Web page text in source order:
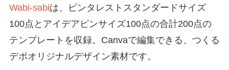
Wabi-sabiは、ピンタレストスタンダードサイズ
100点とアイデアピンサイズ100点の合計200点の
テンプレートを収録。Canvaで編集できる、つくる
デポオリジナルデザイン素材です。